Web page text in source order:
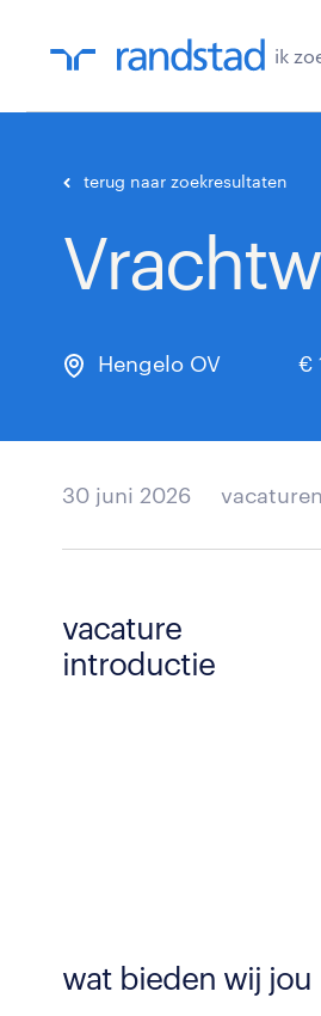
ik
terug naar zoekresultaten
Hengelo OV €
30 juni 2026
vacature
introductie
wat bieden wij jou